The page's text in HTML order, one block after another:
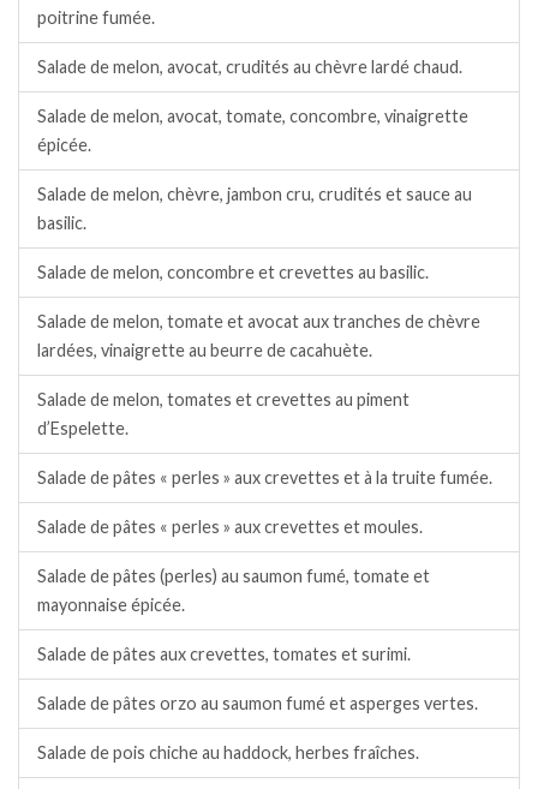
poitrine fumée.
Salade de melon, avocat, crudités au chèvre lardé chaud.
Salade de melon, avocat, tomate, concombre, vinaigrette
épicée.
Salade de melon, chèvre, jambon cru, crudités et sauce au
basilic.
Salade de melon, concombre et crevettes au basilic.
Salade de melon, tomate et avocat aux tranches de chèvre
lardées, vinaigrette au beurre de cacahuète.
Salade de melon, tomates et crevettes au piment
d’Espelette.
Salade de pâtes « perles » aux crevettes et à la truite fumée.
Salade de pâtes « perles » aux crevettes et moules.
Salade de pâtes (perles) au saumon fumé, tomate et
mayonnaise épicée.
Salade de pâtes aux crevettes, tomates et surimi.
Salade de pâtes orzo au saumon fumé et asperges vertes.
Salade de pois chiche au haddock, herbes fraîches.